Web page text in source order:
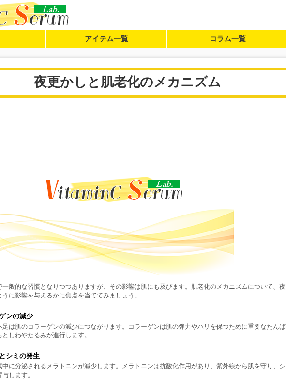
アイテム一覧 コラム一覧
夜更かしと肌老化のメカニズム
般的な習慣となりつつありますが、その影響は肌にも及びます。肌老化のメカニズムについて、夜
に影響を与えるかに焦点を当ててみましょう。
ンの減少
は肌のコラーゲンの減少につながります。コラーゲンは肌の弾力やハリを保つために重要なたんぱ
しわやたるみが進行します。
シミの発生
に分泌されるメラトニンが減少します。メラトニンは抗酸化作用があり、紫外線から肌を守り、シ
します。